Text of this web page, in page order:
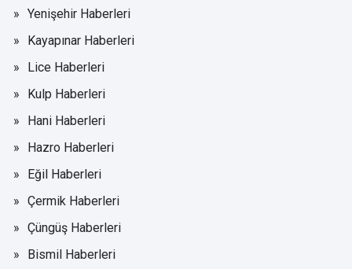
Yenişehir Haberleri
Kayapınar Haberleri
Lice Haberleri
Kulp Haberleri
Hani Haberleri
Hazro Haberleri
Eğil Haberleri
Çermik Haberleri
Çüngüş Haberleri
Bismil Haberleri